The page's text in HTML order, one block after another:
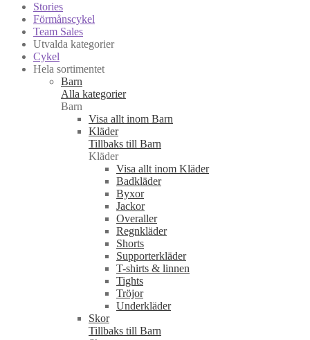
Stories
Förmånscykel
Team Sales
Utvalda kategorier
Cykel
Hela sortimentet
Barn
Alla kategorier
Barn
Visa allt inom Barn
Kläder
Tillbaks till Barn
Kläder
Visa allt inom Kläder
Badkläder
Byxor
Jackor
Overaller
Regnkläder
Shorts
Supporterkläder
T-shirts & linnen
Tights
Tröjor
Underkläder
Skor
Tillbaks till Barn